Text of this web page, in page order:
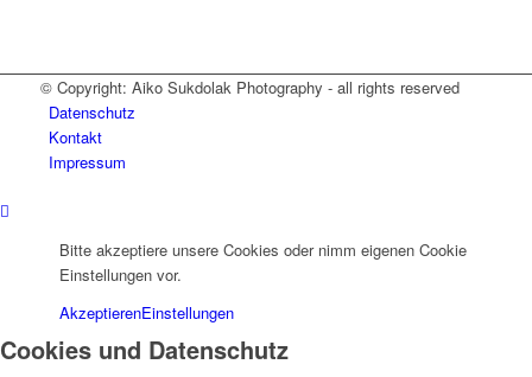
© Copyright: Aiko Sukdolak Photography - all rights reserved
Datenschutz
Kontakt
Impressum
Bitte akzeptiere unsere Cookies oder nimm eigenen Cookie
Einstellungen vor.
AkzeptierenEinstellungen
Cookies und Datenschutz